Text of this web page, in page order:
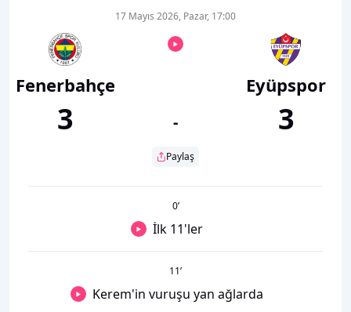
Fenerbahçe
3
17 Mayıs 2026, Pazar, 17:00
-
Paylaş
Eyüpspor
3
0’
İlk 11'ler
11’
Kerem'in vuruşu yan ağlarda